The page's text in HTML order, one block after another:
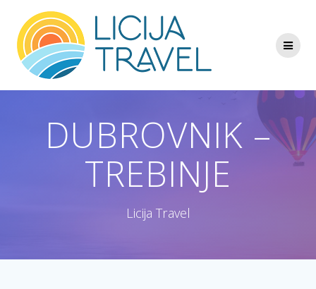
to
content
DUBROVNIK –
TREBINJE
Licija Travel